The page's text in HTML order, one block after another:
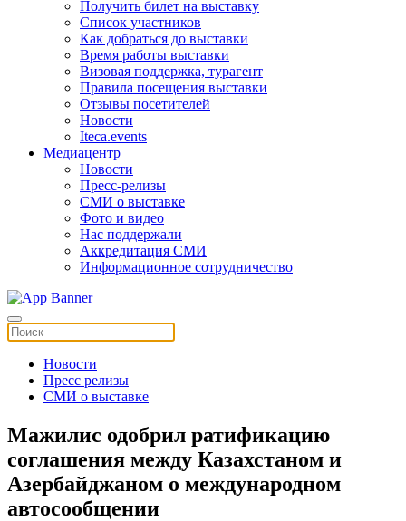
Получить билет на выставку
Список участников
Как добраться до выставки
Время работы выставки
Визовая поддержка, турагент
Правила посещения выставки
Отзывы посетителей
Новости
Iteca.events
Медиацентр
Новости
Пресс-релизы
СМИ о выставке
Фото и видео
Нас поддержали
Аккредитация СМИ
Информационное сотрудничество
Новости
Пресс релизы
СМИ о выставке
Мажилис одобрил ратификацию
соглашения между Казахстаном и
Азербайджаном о международном
автосообщении